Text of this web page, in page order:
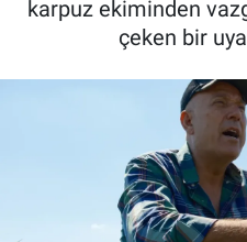
karpuz ekiminden
çeken bir
Kültür & Sanat
Sağlık
Teknoloji